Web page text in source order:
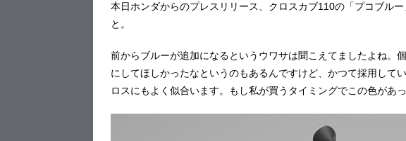
本日ホンダからのプレスリリース、クロスカブ110の「プコブル
と。
前からブルーが追加になるというウワサは聞こえてましたよね。
にしてほしかったなというのもあるんですけど、かつて採用して
ロスにもよく似合います。もし私が買うタイミングでこの色があ